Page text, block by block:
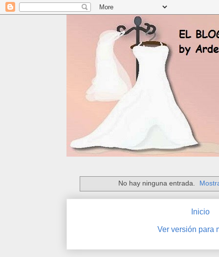
No hay ninguna entrada.
Inicio
Ver versión para